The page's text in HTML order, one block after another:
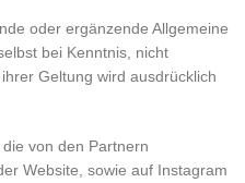
oder ergänzende Allgemeine
bei Kenntnis, nicht
Geltung wird ausdrücklich
von den Partnern
Website, sowie auf Instagram